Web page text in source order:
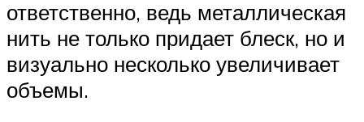
ответственно, ведь металлическая
нить не только придает блеск, но и
визуально несколько увеличивает
объемы.